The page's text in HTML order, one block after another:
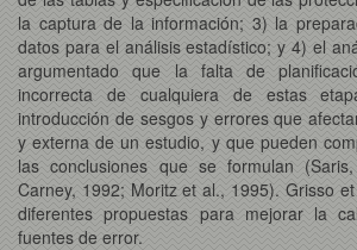
la captura de la información; 3) la
datos para el análisis estadístico; y 4) el
argumentado que la falta de
incorrecta de cualquiera de estas
introducción de sesgos y errores que
y externa de un estudio, y que pueden
las conclusiones que se formulan
Carney, 1992; Moritz et al., 1995). Grisso
diferentes propuestas para mejorar la
fuentes de error.